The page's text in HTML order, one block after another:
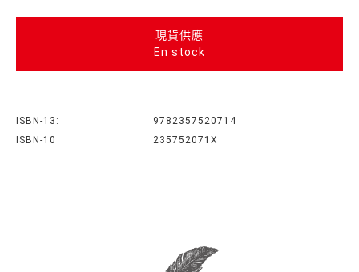
現貨供應
En stock
ISBN-13:
9782357520714
ISBN-10
235752071X